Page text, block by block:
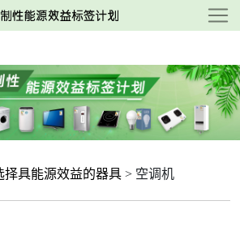
择具能源效益的器具 > 空调机